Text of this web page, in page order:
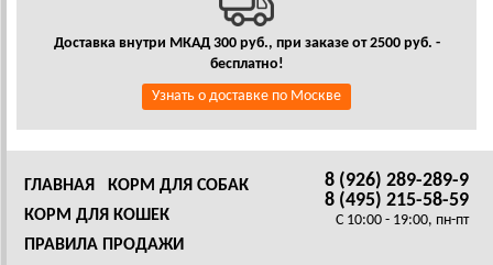
Доставка внутри МКАД 300 руб., при заказе от 2500 руб. -
бесплатно!
Узнать о доставке по Москве
8 (926) 289-289-9
8 (495) 215-58-59
C 10:00 - 19:00, пн-пт
ГЛАВНАЯ
КОРМ ДЛЯ СОБАК
КОРМ ДЛЯ КОШЕК
ПРАВИЛА ПРОДАЖИ